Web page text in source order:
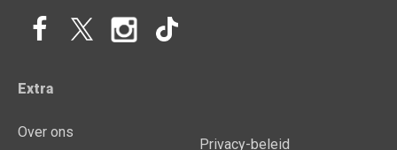
Extra
Over ons
Privacy-beleid